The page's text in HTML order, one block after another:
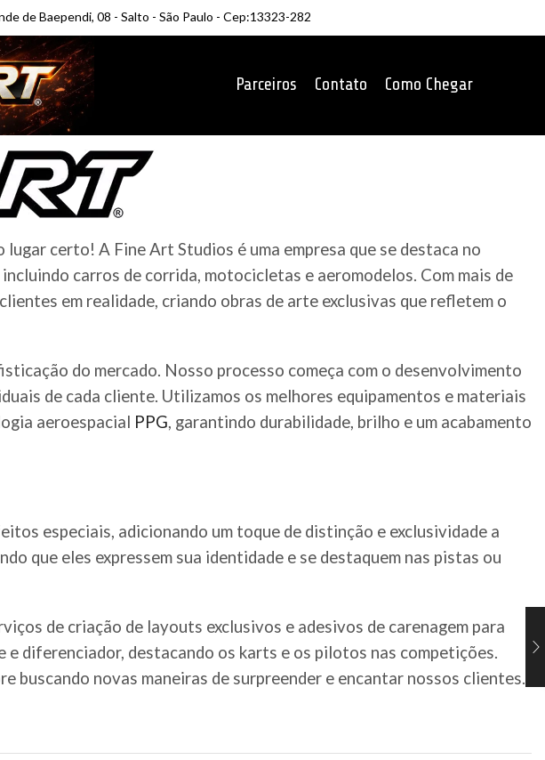
de Baependi, 08 - Salto - São Paulo - Cep:13323-282
Parceiros Contato Como Chegar
certo! A Fine Art Studios é uma empresa que se destaca no
carros de corrida, motocicletas e aeromodelos. Com mais de
em realidade, criando obras de arte exclusivas que refletem o
do mercado. Nosso processo começa com o desenvolvimento
de cada cliente. Utilizamos os melhores equipamentos e materiais
aeroespacial PPG, garantindo durabilidade, brilho e um acabamento
especiais, adicionando um toque de distinção e exclusividade a
que eles expressem sua identidade e se destaquem nas pistas ou
de criação de layouts exclusivos e adesivos de carenagem para
diferenciador, destacando os karts e os pilotos nas competições.
buscando novas maneiras de surpreender e encantar nossos clientes.